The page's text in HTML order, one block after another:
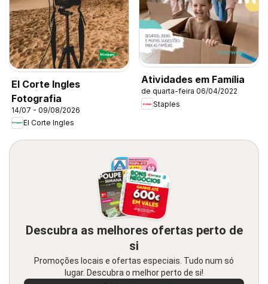
El Corte Ingles
Fotografia
14/07 - 09/08/2026
El Corte Ingles
Atividades em Família
de quarta-feira 06/04/2022
Staples
Descubra as melhores ofertas perto de
si
Promoções locais e ofertas especiais. Tudo num só
lugar. Descubra o melhor perto de si!